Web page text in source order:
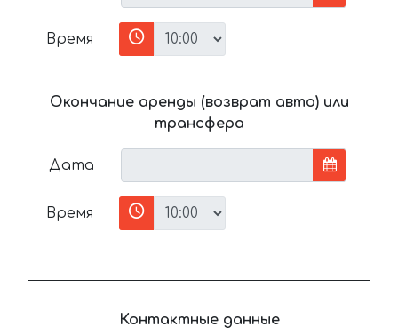
Время
Окончание аренды (возврат авто) или
трансфера
Дата
Время
Контактные данные